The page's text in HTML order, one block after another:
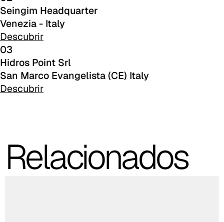
C 50F
C 51F
C 52F
C 53F
C 31C
Seingim Headquarter
Venezia - Italy
Descubrir
03
Hidros Point Srl
San Marco Evangelista (CE) Italy
Descubrir
Relacionados